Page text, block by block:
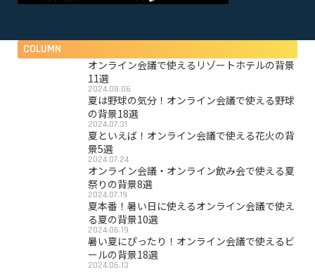
COLUMN
オンライン会議で使えるリゾートホテルの背景
11選
2024.08.06
夏は野球の気分！オンライン会議で使える野球
の背景18選
2024.07.31
夏といえば！オンライン会議で使える花火の背
景5選
2024.07.24
オンライン会議・オンライン飲み会で使える夏
祭りの背景8選
2024.07.19
夏本番！暑い日に使えるオンライン会議で使え
る夏の背景10選
2024.06.19
暑い夏にぴったり！オンライン会議で使えるビ
ールの背景18選
2024.06.13